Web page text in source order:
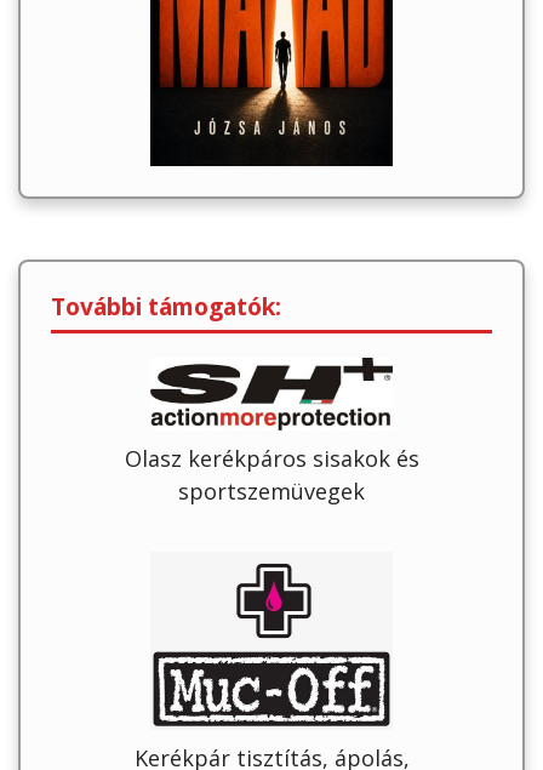
További támogatók:
Olasz kerékpáros sisakok és
sportszemüvegek
Kerékpár tisztítás, ápolás,